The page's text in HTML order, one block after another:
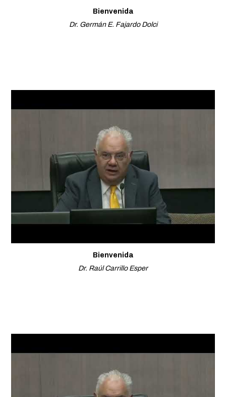
Bienvenida
Dr. Germán E. Fajardo Dolci
Bienvenida
Dr. Raúl Carrillo Esper